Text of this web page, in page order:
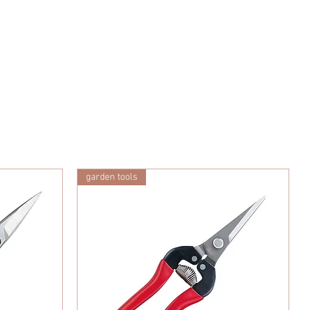
garden tools